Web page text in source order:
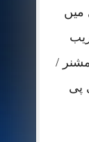
میں
/
پی